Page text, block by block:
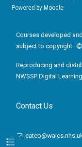
Open course index
Powered by Moodle
Contact Us
Courses developed
subject to copyright.
Reproducing and
NWSSP Digital